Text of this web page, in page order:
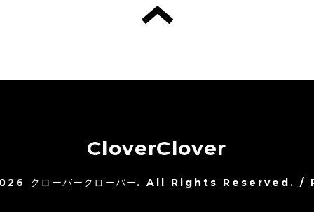
CloverClover
クローバークローバー. All Rights Reserved. /